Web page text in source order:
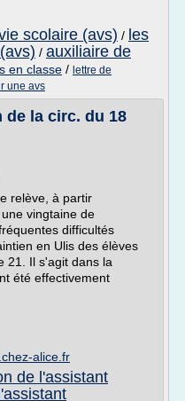
scolaire (avs) / les
/ auxiliaire de
en classe / lettre de
une avs
de la circ. du 18
relève, à partir
vingtaine de
difficultés
en Ulis des élèves
21. Il s'agit dans la
été effectivement
alice.fr
de l'assistant